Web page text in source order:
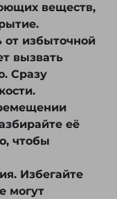
веществ,
избыточной
вызвать
Сразу
её
чтобы
Избегайте
могут